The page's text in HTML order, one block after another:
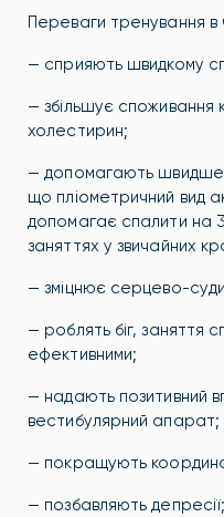
Переваги тренування
— сприяють швидкому
— збільшує
холестирин;
— допомагають
що пліометричний вид
допомагає спалити на
заняттях у звичайних
— зміцнює серцево-
— роблять біг, заняття
ефективними;
— надають позитивний
вестибулярний апарат;
— покращують
— позбавляють депресії;